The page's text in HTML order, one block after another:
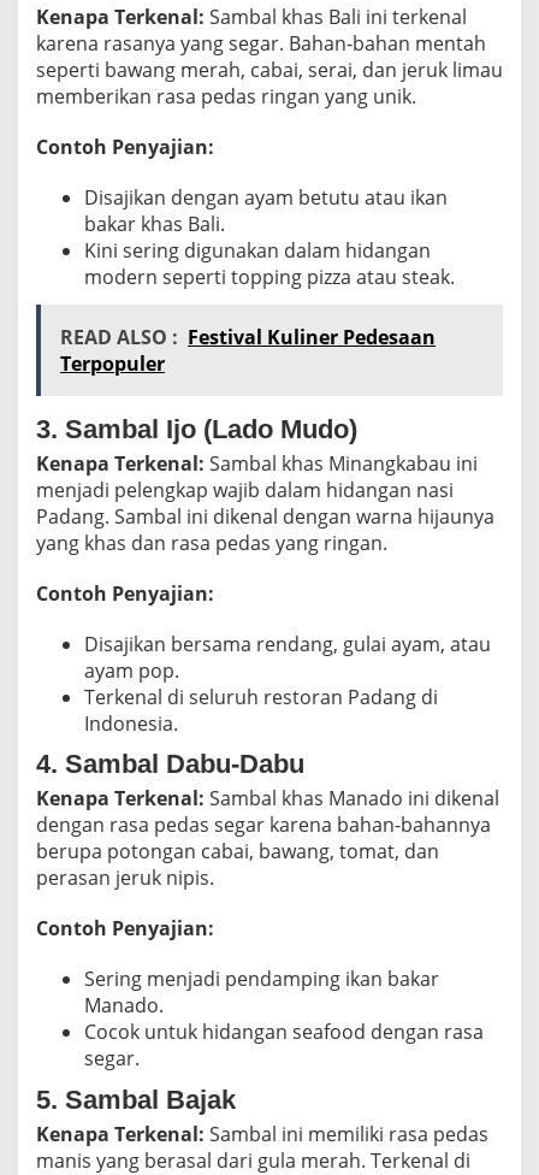
Kenapa Terkenal: Sambal khas Bali ini terkenal
karena rasanya yang segar. Bahan-bahan mentah
seperti bawang merah, cabai, serai, dan jeruk limau
memberikan rasa pedas ringan yang unik.
Contoh Penyajian:
Disajikan dengan ayam betutu atau ikan
bakar khas Bali.
Kini sering digunakan dalam hidangan
modern seperti topping pizza atau steak.
READ ALSO : Festival Kuliner Pedesaan
Terpopuler
3. Sambal Ijo (Lado Mudo)
Kenapa Terkenal: Sambal khas Minangkabau ini
menjadi pelengkap wajib dalam hidangan nasi
Padang. Sambal ini dikenal dengan warna hijaunya
yang khas dan rasa pedas yang ringan.
Contoh Penyajian:
Disajikan bersama rendang, gulai ayam, atau
ayam pop.
Terkenal di seluruh restoran Padang di
Indonesia.
4. Sambal Dabu-Dabu
Kenapa Terkenal: Sambal khas Manado ini dikenal
dengan rasa pedas segar karena bahan-bahannya
berupa potongan cabai, bawang, tomat, dan
perasan jeruk nipis.
Contoh Penyajian:
Sering menjadi pendamping ikan bakar
Manado.
Cocok untuk hidangan seafood dengan rasa
segar.
5. Sambal Bajak
Kenapa Terkenal: Sambal ini memiliki rasa pedas
manis yang berasal dari gula merah. Terkenal di